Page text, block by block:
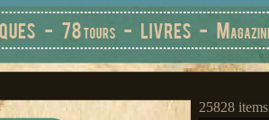
25828 items